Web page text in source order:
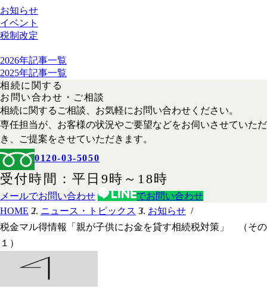
お知らせ
イベント
税制改定
2026年記事一覧
2025年記事一覧
相続に関する
お問い合わせ・ご相談
相続に関するご相談、お気軽にお問い合わせください。
専任担当が、お客様の状況やご要望などをお伺いさせていただ
き、ご提案をさせていただきます。
0120-03-5050
受付時間 平日 9時 ～ 18時
メールでお問い合わせ
でお問い合わせ
HOME
ニュース・トピックス
お知らせ
税金マル得情報「親が子供にお金を貸す相続税対策」 （その
１）
HOME
事務所紹介